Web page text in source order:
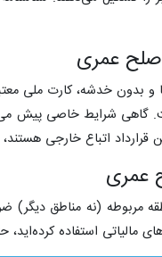
عمری
و بدون خدشه، کارت ملی
شرایط خاصی پیش
اتباع خارجی هستند،
عمری
مربوطه (نه مناطق
مالیاتی استفاده